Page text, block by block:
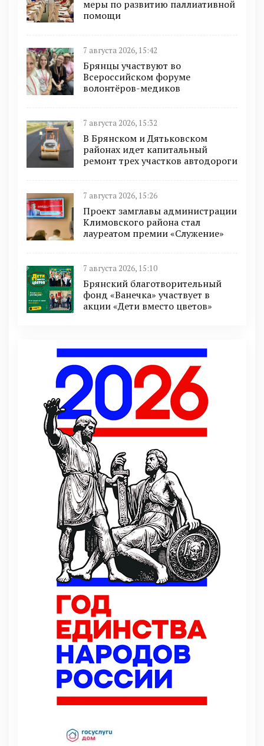
меры по развитию паллиативной
помощи
7 августа 2026, 15:42
Брянцы участвуют во
Всероссийском форуме
волонтёров-медиков
7 августа 2026, 15:32
В Брянском и Дятьковском
районах идет капитальный
ремонт трех участков автодороги
7 августа 2026, 15:26
Проект замглавы администрации
Климовского района стал
лауреатом премии «Служение»
7 августа 2026, 15:10
Брянский благотворительный
фонд «Ванечка» участвует в
акции «Дети вместо цветов»